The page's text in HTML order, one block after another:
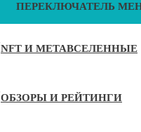
ПЕРЕКЛЮЧАТЕЛЬ
NFT И МЕТАВСЕЛЕННЫЕ
ОБЗОРЫ И РЕЙТИНГИ